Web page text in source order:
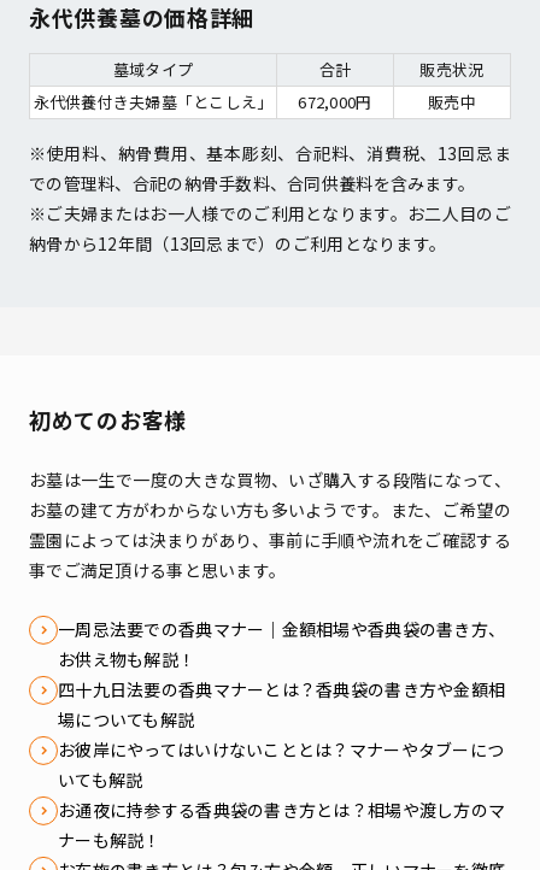
永代供養墓の価格詳細
墓域タイプ 合計
販売状況
永代供養付き夫婦墓「とこしえ」
672,000円 販売中
※使用料、納骨費用、基本彫刻、合祀料、消費税、13回忌ま
での管理料、合祀の納骨手数料、合同供養料を含みます。
※ご夫婦またはお一人様でのご利用となります。お二人目のご
納骨から12年間（13回忌まで）のご利用となります。
初めてのお客様
お墓は一生で一度の大きな買物、いざ購入する段階になって、
お墓の建て方がわからない方も多いようです。 また、ご希望の
霊園によっては決まりがあり、事前に手順や流れをご確認する
事でご満足頂ける事と思います。
一周忌法要での香典マナー｜金額相場や香典袋の書き方、
お供え物も解説！
四十九日法要の香典マナーとは？香典袋の書き方や金額相
場についても解説
お彼岸にやってはいけないこととは？マナーやタブーにつ
いても解説
お通夜に持参する香典袋の書き方とは？相場や渡し方のマ
ナーも解説！